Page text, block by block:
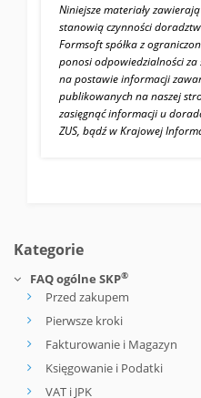
Kategorie
FAQ ogólne SKP®
Przed zakupem
Pierwsze kroki
Fakturowanie i Magazyn
Księgowanie i Podatki
VAT i JPK
Niniejsze materiały
stanowią czynności
Formsoft spółka z
ponosi odpowiedzialności
na postawie informacji
publikowanych na naszej
zasięgnąć informacji u
ZUS, bądź w Krajowej